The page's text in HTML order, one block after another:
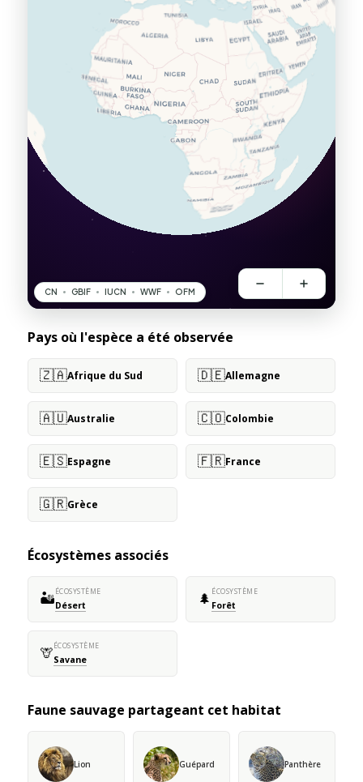
Pays où l'espèce a été observée
🇿🇦Afrique du Sud 🇩🇪Allemagne
🇦🇺Australie 🇨🇴Colombie
🇪🇸Espagne 🇫🇷France
🇬🇷Grèce
Écosystèmes associés
🏜️ÉCOSYSTÈME
Désert 🌲 ÉCOSYSTÈME
Forêt
🦒ÉCOSYSTÈME
Savane
Faune sauvage partageant cet habitat
Lion Guépard Panthère